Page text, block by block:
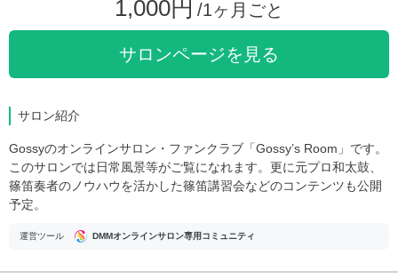
1,000円 /1ヶ月ごと
サロンページを見る
サロン紹介
Gossyのオンラインサロン・ファンクラブ「Gossy’s Room」です。
このサロンでは日常風景等がご覧になれます。更に元プロ和太鼓、
篠笛奏者のノウハウを活かした篠笛講習会などのコンテンツも公開
予定。
運営ツール DMMオンラインサロン専用コミュニティ